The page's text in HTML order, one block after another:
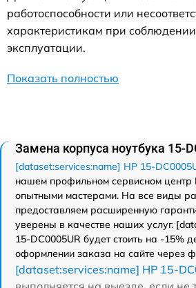
работоспособности или
характеристикам при
эксплуатации.
Показать полностью
Замена корпуса ноутбука 15-
[dataset:services:name] HP 15-
нашем профильном сервисном центр
опытными мастерами. На все виды
предоставляем расширенную
уверены в качестве наших услуг.
15-DC0005UR будет стоить на -15%
оформлении заказа на сайте через
[dataset:services:name] HP 15-